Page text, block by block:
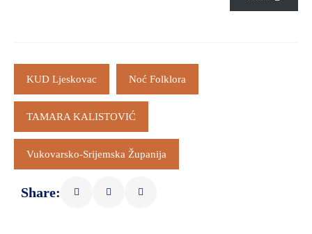
KUD Ljeskovac Noć Folklora
TAMARA KALISTOVIĆ
Vukovarsko-Srijemska Županija
Share: